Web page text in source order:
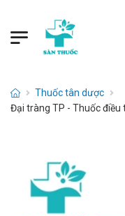
Thuốc tân dược
Đại tràng TP - Thuốc